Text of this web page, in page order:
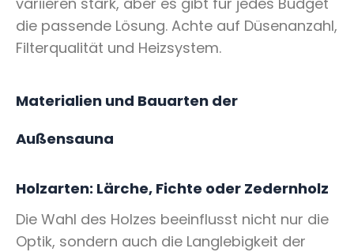
die passende Lösung. Achte auf Düsenanzahl,
Filterqualität und Heizsystem.
Materialien und Bauarten der
Außensauna
Holzarten: Lärche, Fichte oder Zedernholz
Die Wahl des Holzes beeinflusst nicht nur die
Optik, sondern auch die Langlebigkeit der